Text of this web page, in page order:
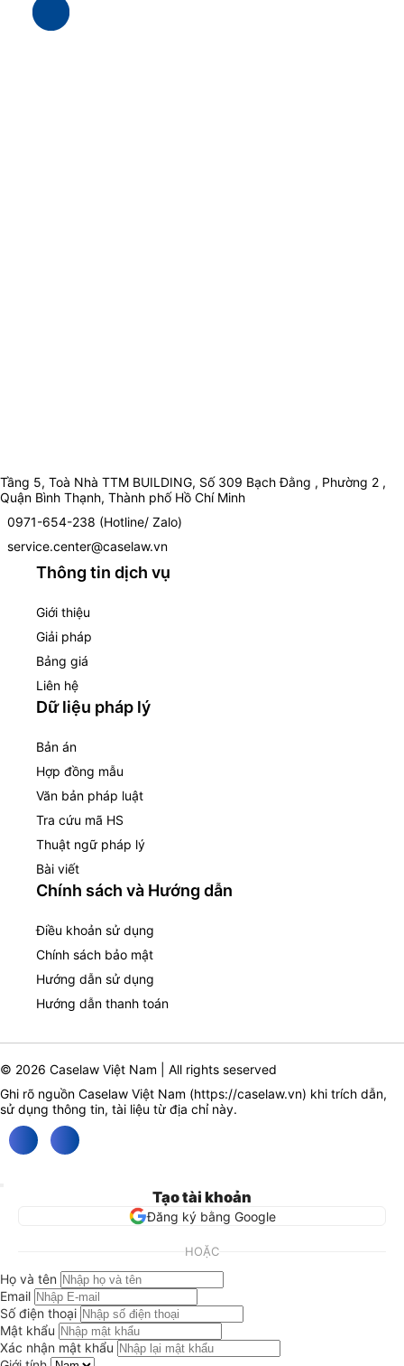
Tầng 5, Toà Nhà TTM BUILDING, Số 309 Bạch Đằng , Phường 2 ,
Quận Bình Thạnh, Thành phố Hồ Chí Minh
0971-654-238 (Hotline/ Zalo)
service.center@caselaw.vn
Thông tin dịch vụ
Giới thiệu
Giải pháp
Bảng giá
Liên hệ
Dữ liệu pháp lý
Bản án
Hợp đồng mẫu
Văn bản pháp luật
Tra cứu mã HS
Thuật ngữ pháp lý
Bài viết
Chính sách và Hướng dẫn
Điều khoản sử dụng
Chính sách bảo mật
Hướng dẫn sử dụng
Hướng dẫn thanh toán
© 2026 Caselaw Việt Nam | All rights seserved
Ghi rõ nguồn Caselaw Việt Nam (https://caselaw.vn) khi trích dẫn,
sử dụng thông tin, tài liệu từ địa chỉ này.
Tạo tài khoản
Đăng ký bằng Google
HOẶC
Họ và tên
Email
Số điện thoại
Mật khẩu
Xác nhận mật khẩu